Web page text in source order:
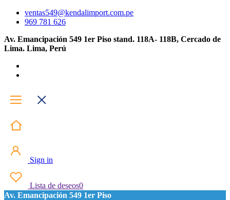
ventas549@kendalimport.com.pe
969 781 626
Av. Emancipación 549 1er Piso stand. 118A- 118B, Cercado de
Lima. Lima, Perú
Sign in
Lista de deseos0
Av. Emancipación 549 1er Piso